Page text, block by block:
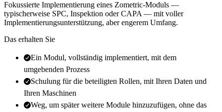
Fokussierte Implementierung eines Zometric-Moduls —
typischerweise SPC, Inspektion oder CAPA — mit voller
Implementierungsunterstützung, aber engerem Umfang.
Das erhalten Sie
Ein Modul, vollständig implementiert, mit dem
umgebenden Prozess
Schulung für die beteiligten Rollen, mit Ihren Daten und
Ihren Maschinen
Weg, um später weitere Module hinzuzufügen, ohne das